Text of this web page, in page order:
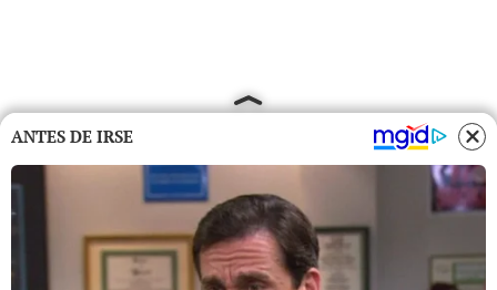
ANTES DE IRSE